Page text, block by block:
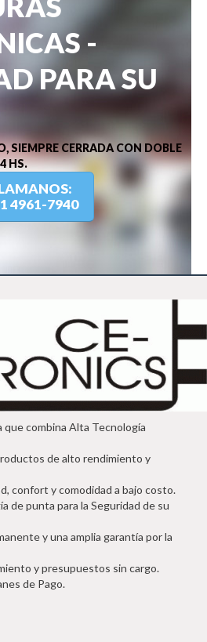
-
PARA SU
SIEMPRE CERRADA CON DOBLE
HS.
4961-7940
que combina Alta Tecnología
de alto rendimiento y
confort y comodidad a bajo costo.
de punta para la Seguridad de su
y una amplia garantía por la
y presupuestos sin cargo.
de Pago.